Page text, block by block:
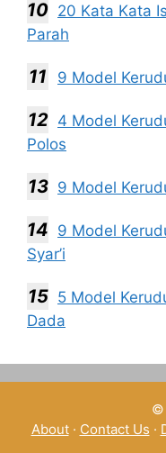
20 Kata Kata
Parah
9 Model
4 Model
Polos
9 Model
9 Model
Syar’i
5 Model
Dada
©
About· Contact Us ·